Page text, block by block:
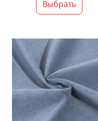
Выбрать